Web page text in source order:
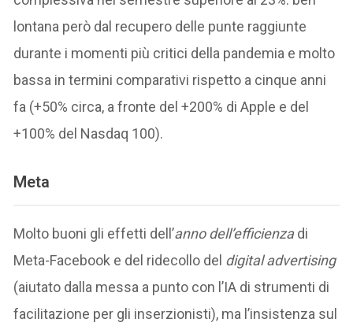
lontana però dal recupero delle punte raggiunte
durante i momenti più critici della pandemia e molto
bassa in termini comparativi rispetto a cinque anni
fa (+50% circa, a fronte del +200% di Apple e del
+100% del Nasdaq 100).
Meta
Molto buoni gli effetti dell’anno dell’efficienzadi
Meta-Facebook e del ridecollo del digital advertising
(aiutato dalla messa a punto con l’IA di strumenti di
facilitazione per gli inserzionisti), ma l’insistenza sul